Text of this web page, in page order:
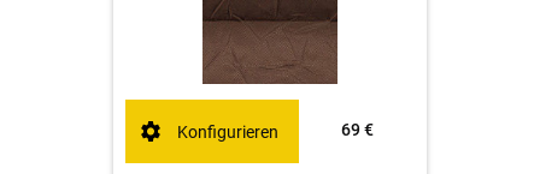
69 €
Konfigurieren